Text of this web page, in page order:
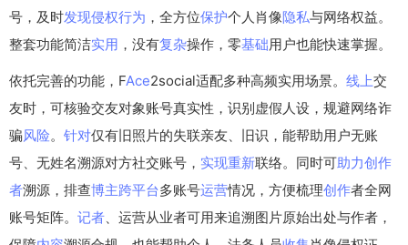
号，及时发现侵权行为 ，全方位保护个人肖像隐私与网络权益。
整套功能简洁实用 ，没有复杂操作，零基础用户也能快速掌握。
依托完善的功能，FAce2social适配多种高频实用场景。 线上交
友时，可核验交友对象账号真实性，识别虚假人设，规避网络诈
骗风险。 针对仅有旧照片的失联亲友、旧识，能帮助用户无账
号、无姓名溯源对方社交账号， 实现重新联络。同时可助力创作
者溯源，排查博主跨平台多账号运营情况，方便梳理创作者全网
账号矩阵。 记者、运营从业者可用来追溯图片原始出处与作者，